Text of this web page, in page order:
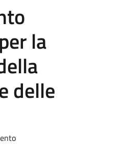
la
delle